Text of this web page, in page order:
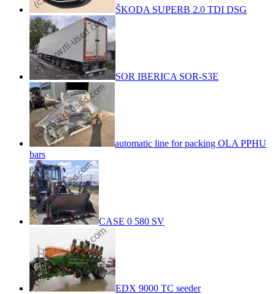
ŠKODA SUPERB 2.0 TDI DSG
SOR IBERICA SOR-S3E
automatic line for packing OLA PPHU
bars
CASE 0 580 SV
EDX 9000 TC seeder